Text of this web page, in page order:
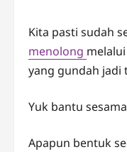
Kita pasti sudah
menolong
yang gundah jadi
Yuk bantu
Apapun bentuk